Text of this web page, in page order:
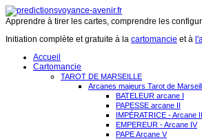
Apprendre à tirer les cartes, comprendre les
Initiation complète et gratuite à la cartomancie et à
Accueil
Cartomancie
TAROT DE MARSEILLE
Arcanes majeurs Tarot de
BATELEUR arcane I
PAPESSE arcane II
IMPÉRATRICE - Arcane
EMPEREUR - Arcane IV
PAPE Arcane V